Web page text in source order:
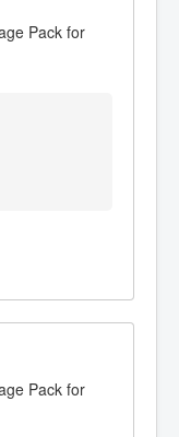
Pack for
Pack for